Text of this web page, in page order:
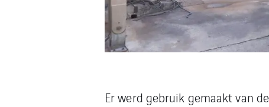
Er werd gebruik gemaakt van